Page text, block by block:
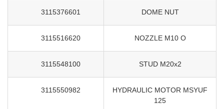
3115376601 DOME NUT
3115516620 NOZZLE M10 O
3115548100 STUD M20x2
3115550982
HYDRAULIC MOTOR MSYUF
125